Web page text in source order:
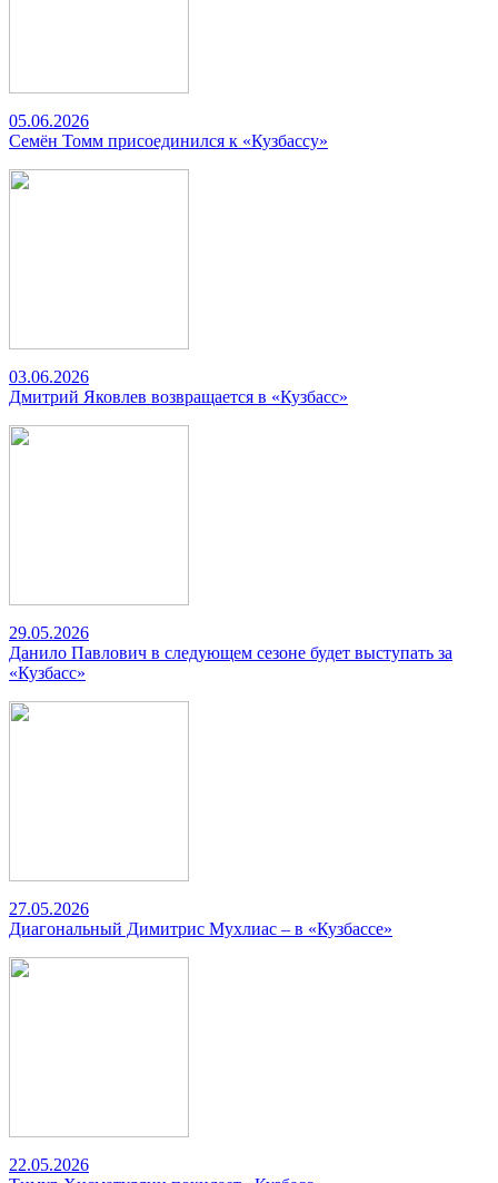
05.06.2026
Семён Томм присоединился к «Кузбассу»
03.06.2026
Дмитрий Яковлев возвращается в «Кузбасс»
29.05.2026
Данило Павлович в следующем сезоне будет выступать за
«Кузбасс»
27.05.2026
Диагональный Димитрис Мухлиас – в «Кузбассе»
22.05.2026